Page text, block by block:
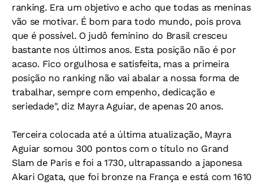
ranking. Era um objetivo e acho que todas as meninas
vão se motivar. É bom para todo mundo, pois prova
que é possível. O judô feminino do Brasil cresceu
bastante nos últimos anos. Esta posição não é por
acaso. Fico orgulhosa e satisfeita, mas a primeira
posição no ranking não vai abalar a nossa forma de
trabalhar, sempre com empenho, dedicação e
seriedade", diz Mayra Aguiar, de apenas 20 anos.
Terceira colocada até a última atualização, Mayra
Aguiar somou 300 pontos com o título no Grand
Slam de Paris e foi a 1730, ultrapassando a japonesa
Akari Ogata, que foi bronze na França e está com 1610